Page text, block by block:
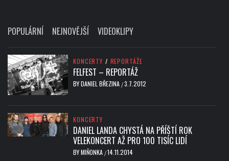
POPULÁRNÍ NEJNOVĚJŠÍ VIDEOKLIPY
KONCERTY / REPORTÁŽE
FELFEST – REPORTÁŽ
BYDANIEL BŘEZINA /3.7.2012
KONCERTY
DANIEL LANDA CHYSTÁ NA PŘÍŠTÍ ROK
VELEKONCERT AŽ PRO 100 TISÍC LIDÍ
BYMIŇONKA /14.11.2014